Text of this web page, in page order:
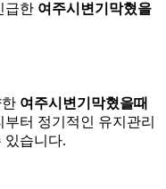
급한 여주시변기막혔을
여주시변기막혔을때
터 정기적인 유지관리
있습니다.